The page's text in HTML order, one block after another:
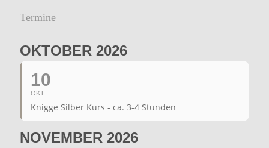
Termine
OKTOBER 2026
10
OKT
Knigge Silber Kurs - ca. 3-4 Stunden
NOVEMBER 2026